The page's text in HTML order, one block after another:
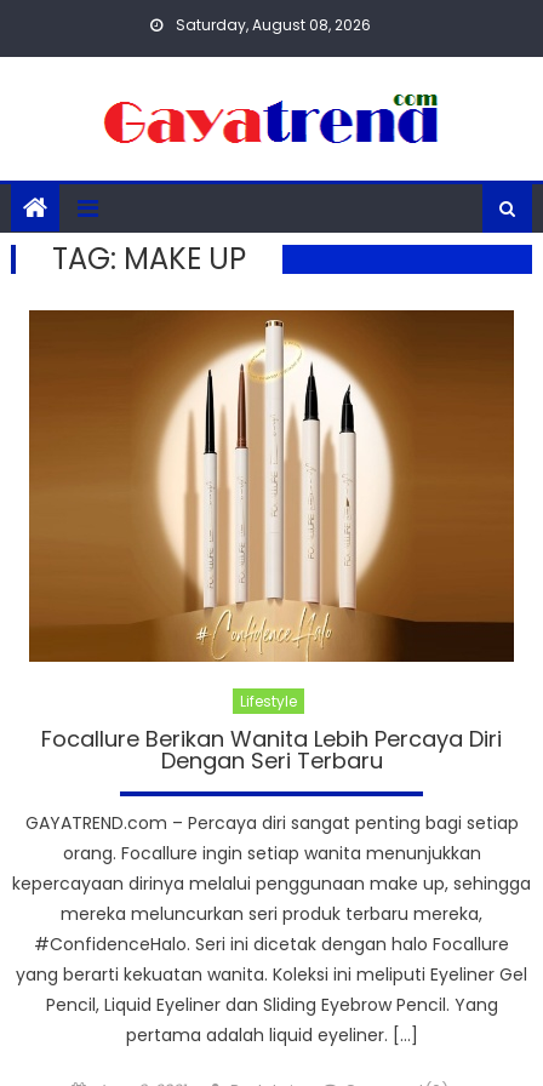
Saturday, August 08, 2026
TAG: MAKE UP
Lifestyle
Focallure Berikan Wanita Lebih Percaya Diri
Dengan Seri Terbaru
GAYATREND.com – Percaya diri sangat penting bagi setiap
orang. Focallure ingin setiap wanita menunjukkan
kepercayaan dirinya melalui penggunaan make up, sehingga
mereka meluncurkan seri produk terbaru mereka,
#ConfidenceHalo. Seri ini dicetak dengan halo Focallure
yang berarti kekuatan wanita. Koleksi ini meliputi Eyeliner Gel
Pencil, Liquid Eyeliner dan Sliding Eyebrow Pencil. Yang
pertama adalah liquid eyeliner. […]